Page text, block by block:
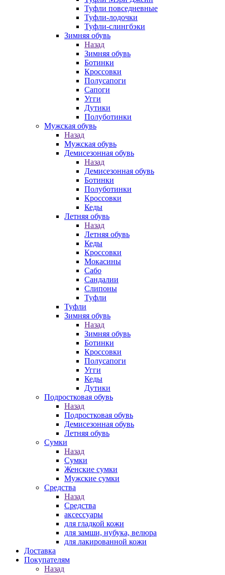
Туфли повседневные
Туфли-лодочки
Туфли-слингбэки
Зимняя обувь
Назад
Зимняя обувь
Ботинки
Кроссовки
Полусапоги
Сапоги
Угги
Дутики
Полуботинки
Мужская обувь
Назад
Мужская обувь
Демисезонная обувь
Назад
Демисезонная обувь
Ботинки
Полуботинки
Кроссовки
Кеды
Летняя обувь
Назад
Летняя обувь
Кеды
Кроссовки
Мокасины
Сабо
Сандалии
Слипоны
Туфли
Туфли
Зимняя обувь
Назад
Зимняя обувь
Ботинки
Кроссовки
Полусапоги
Угги
Кеды
Дутики
Подростковая обувь
Назад
Подростковая обувь
Демисезонная обувь
Летняя обувь
Сумки
Назад
Сумки
Женские сумки
Мужские сумки
Средства
Назад
Средства
аксессуары
для гладкой кожи
для замши, нубука, велюра
для лакированной кожи
Доставка
Покупателям
Назад